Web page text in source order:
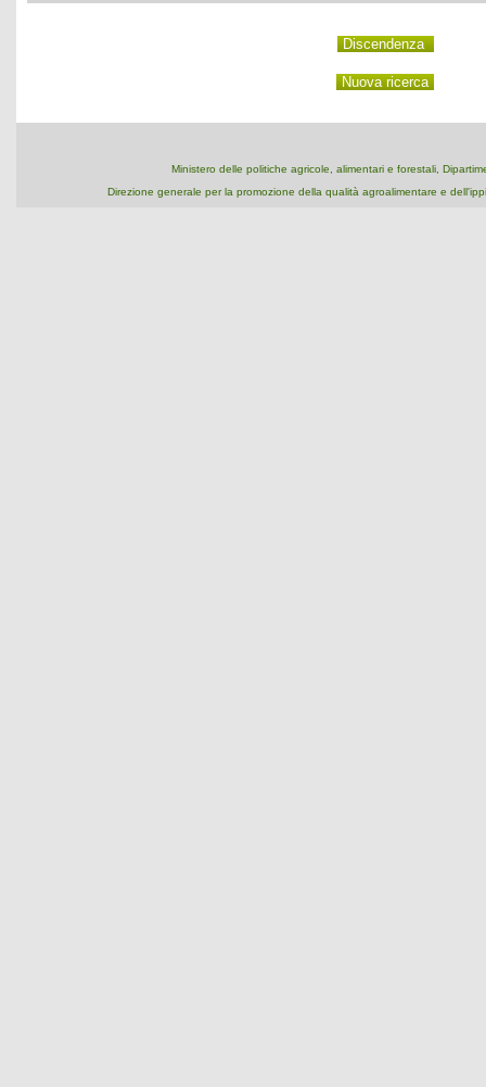
Ministero delle politiche agricole, alimentari e forestali,
Direzione generale per la promozione della qualità agroalimentare e